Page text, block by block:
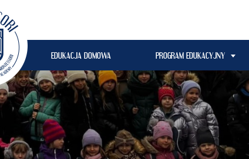
EDUKACJA DOMOWA PROGRAM EDUKACYJNY